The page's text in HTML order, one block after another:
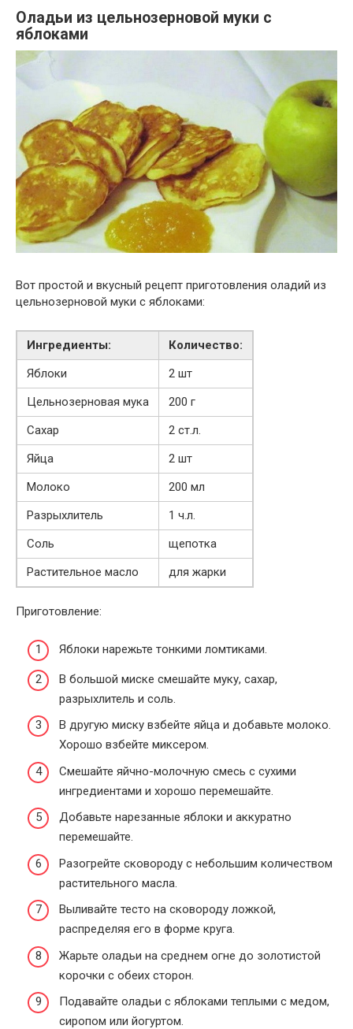
Оладьи из цельнозерновой муки с
яблоками
Вот простой и вкусный рецепт приготовления оладий из
цельнозерновой муки с яблоками:
Ингредиенты:
Количество:
Яблоки
2 шт
Цельнозерновая мука
200 г
Сахар
2 ст.л.
Яйца
2 шт
Молоко
200 мл
Разрыхлитель
1 ч.л.
Соль
щепотка
Растительное масло
для жарки
Приготовление:
Яблоки нарежьте тонкими ломтиками.
В большой миске смешайте муку, сахар,
разрыхлитель и соль.
В другую миску взбейте яйца и добавьте молоко.
Хорошо взбейте миксером.
Смешайте яйчно-молочную смесь с сухими
ингредиентами и хорошо перемешайте.
Добавьте нарезанные яблоки и аккуратно
перемешайте.
Разогрейте сковороду с небольшим количеством
растительного масла.
Выливайте тесто на сковороду ложкой,
распределяя его в форме круга.
Жарьте оладьи на среднем огне до золотистой
корочки с обеих сторон.
Подавайте оладьи с яблоками теплыми с медом,
сиропом или йогуртом.